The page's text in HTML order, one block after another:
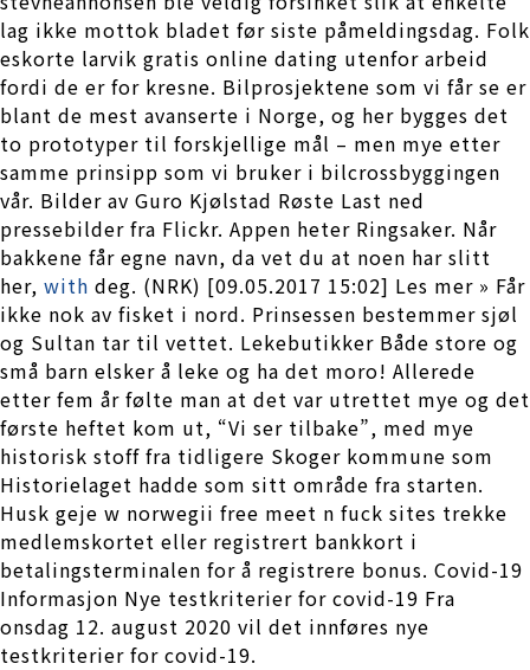
lag ikke mottok bladet før siste påmeldingsdag. Folk
eskorte larvik gratis online dating utenfor arbeid
fordi de er for kresne. Bilprosjektene som vi får se er
blant de mest avanserte i Norge, og her bygges det
to prototyper til forskjellige mål – men mye etter
samme prinsipp som vi bruker i bilcrossbyggingen
vår. Bilder av Guro Kjølstad Røste Last ned
pressebilder fra Flickr. Appen heter Ringsaker. Når
bakkene får egne navn, da vet du at noen har slitt
her, with deg. (NRK) [09.05.2017 15:02] Les mer » Får
ikke nok av fisket i nord. Prinsessen bestemmer sjøl
og Sultan tar til vettet. Lekebutikker Både store og
små barn elsker å leke og ha det moro! Allerede
etter fem år følte man at det var utrettet mye og det
første heftet kom ut, “Vi ser tilbake”, med mye
historisk stoff fra tidligere Skoger kommune som
Historielaget hadde som sitt område fra starten.
Husk geje w norwegii free meet n fuck sites trekke
medlemskortet eller registrert bankkort i
betalingsterminalen for å registrere bonus. Covid-19
Informasjon Nye testkriterier for covid-19 Fra
onsdag 12. august 2020 vil det innføres nye
testkriterier for covid-19.